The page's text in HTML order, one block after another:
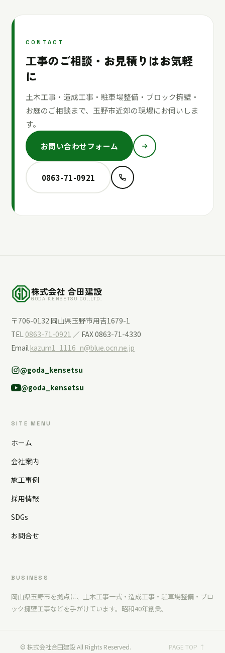
CONTACT
工事のご相談・お見積りはお気軽
に
土木工事・造成工事・駐車場整備・ブロック擁壁・
お庭のご相談まで、玉野市近郊の現場にお伺いしま
す。
お問い合わせフォーム
0863-71-0921
株式会社 合田建設
GODA KENSETSU CO.,LTD.
〒706-0132 岡山県玉野市用吉1679-1
TEL 0863-71-0921 ／ FAX 0863-71-4330
Email kazum1_1116_n@blue.ocn.ne.jp
@goda_kensetsu
@goda_kensetsu
SITE MENU
ホーム
会社案内
施工事例
採用情報
SDGs
お問合せ
BUSINESS
岡山県玉野市を拠点に、土木工事一式・造成工事・駐車場整備・ブロ
ック擁壁工事などを手がけています。昭和40年創業。
© 株式会社合田建設 All Rights Reserved. PAGE TOP ↑